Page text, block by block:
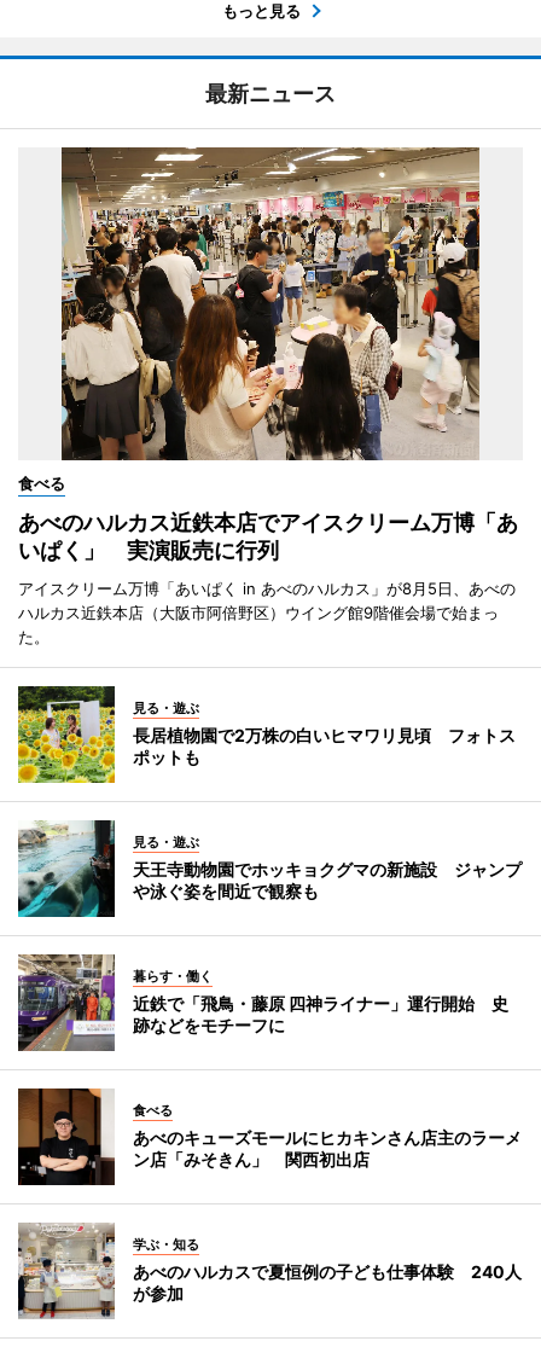
もっと見る
最新ニュース
食べる
あべのハルカス近鉄本店でアイスクリーム万博「あ
いぱく」 実演販売に行列
アイスクリーム万博「あいぱく in あべのハルカス」が8月5日、あべの
ハルカス近鉄本店（大阪市阿倍野区）ウイング館9階催会場で始まっ
た。
見る・遊ぶ
長居植物園で2万株の白いヒマワリ見頃 フォトス
ポットも
見る・遊ぶ
天王寺動物園でホッキョクグマの新施設 ジャンプ
や泳ぐ姿を間近で観察も
暮らす・働く
近鉄で「飛鳥・藤原 四神ライナー」運行開始 史
跡などをモチーフに
食べる
あべのキューズモールにヒカキンさん店主のラーメ
ン店「みそきん」 関西初出店
学ぶ・知る
あべのハルカスで夏恒例の子ども仕事体験 240人
が参加